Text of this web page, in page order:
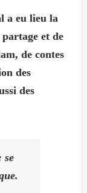
a eu lieu la
et de
de contes
des
des
se